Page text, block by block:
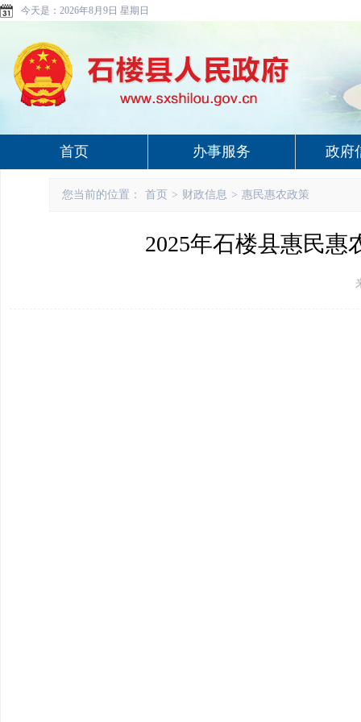
今天是： 2026年8月9日 星期日
首页 办事服务 政府
您当前的位置： 首页 > 财政信息 > 惠民惠农政策
2025年石楼县惠民惠